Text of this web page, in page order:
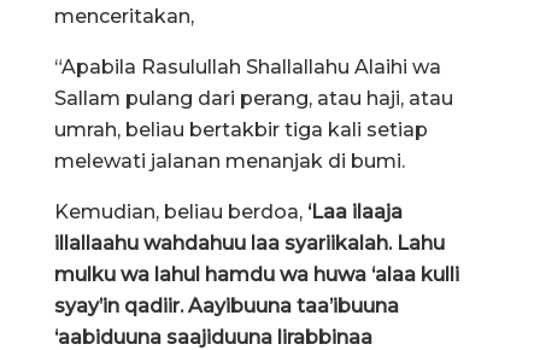
menceritakan,
“Apabila Rasulullah Shallallahu Alaihi wa
Sallam pulang dari perang, atau haji, atau
umrah, beliau bertakbir tiga kali setiap
melewati jalanan menanjak di bumi.
Kemudian, beliau berdoa, ‘Laa ilaaja
illallaahu wahdahuu laa syariikalah. Lahu
mulku wa lahul hamdu wa huwa ‘alaa kulli
syay’in qadiir. Aayibuuna taa’ibuuna
‘aabiduuna saajiduuna lirabbinaa